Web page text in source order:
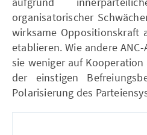
organisatorischer
wirksame Oppositionskraft
etablieren. Wie andere
sie weniger auf
der einstigen
Polarisierung des